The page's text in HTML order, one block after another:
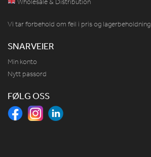
Vi tar forbehold om feil i pris og lagerbeholdning
SNARVEIER
Min konto
Nytt passord
FØLG OSS